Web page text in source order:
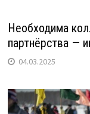
Необходима
партнёрства —
04.03.2025